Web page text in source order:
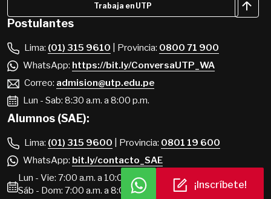
¡Inscríbete!
Trabaja en UTP
Postulantes
Lima: (01) 315 9610 | Provincia: 0800 71 900
WhatsApp: https://bit.ly/ConversaUTP_WA
Correo: admision@utp.edu.pe
Lun - Sab: 8:30 a.m. a 8:00 p.m.
Alumnos (SAE):
Lima: (01) 315 9600 | Provincia: 0801 19 600
WhatsApp: bit.ly/contacto_SAE
Lun - Vie: 7:00 a.m. a 10:00 p.m.
Sáb - Dom: 7:00 a.m. a 8:00 p.m.